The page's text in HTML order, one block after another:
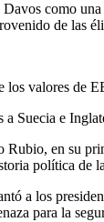
como
de las
valores de
a Suecia e
Rubio, en su
política de
a los
para la